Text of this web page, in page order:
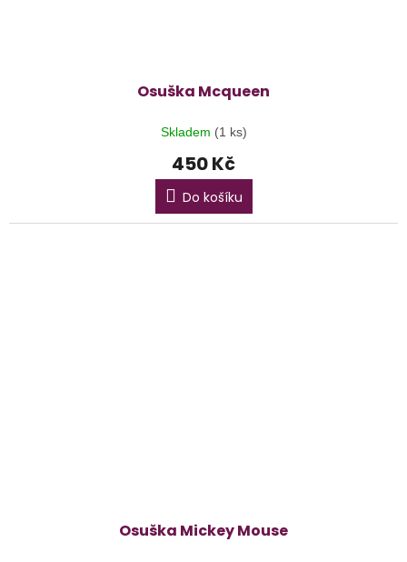
Osuška Mcqueen
Skladem (1 ks)
450 Kč
Do košíku
Osuška Mickey Mouse